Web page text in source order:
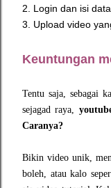
2. Login dan isi
3. Upload video
Keuntungan
Tentu saja, sebagai
sejagad raya,
Caranya?
Bikin video unik,
boleh, atau kalo